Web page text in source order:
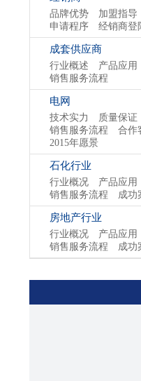
品牌优势 加盟指导
申请程序
经销商登
成套供应商
行业概述 产品应用
销售服务流程
电网
技术实力 质量保证
销售服务流程
合作
2015年愿景
石化行业
行业概况 产品应用
销售服务流程
成功
房地产行业
行业概况 产品应用
销售服务流程
成功